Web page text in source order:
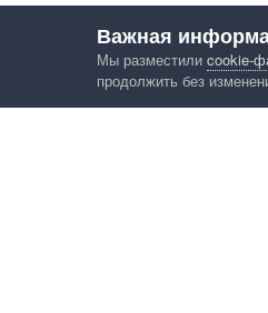
Важная
Мы разместили cookie-
продолжить без